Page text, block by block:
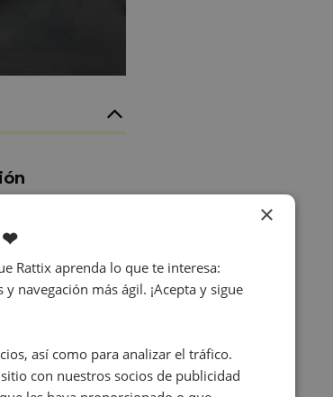
×
❤
Rattix aprenda lo que te interesa:
navegación más ágil. ¡Acepta y sigue
así como para analizar el tráfico.
con nuestros socios de publicidad